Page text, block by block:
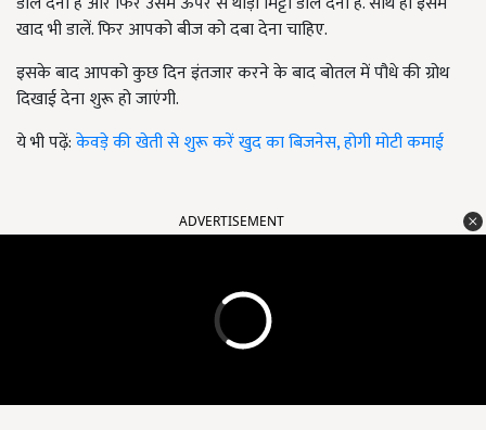
खाद भी डालें. फिर आपको बीज को दबा देना चाहिए.
इसके बाद आपको कुछ दिन इंतजार करने के बाद बोतल में पौधे की ग्रोथ
दिखाई देना शुरू हो जाएंगी.
ये भी पढ़ें:केवड़े की खेती से शुरू करें खुद का बिजनेस, होगी मोटी कमाई
ADVERTISEMENT